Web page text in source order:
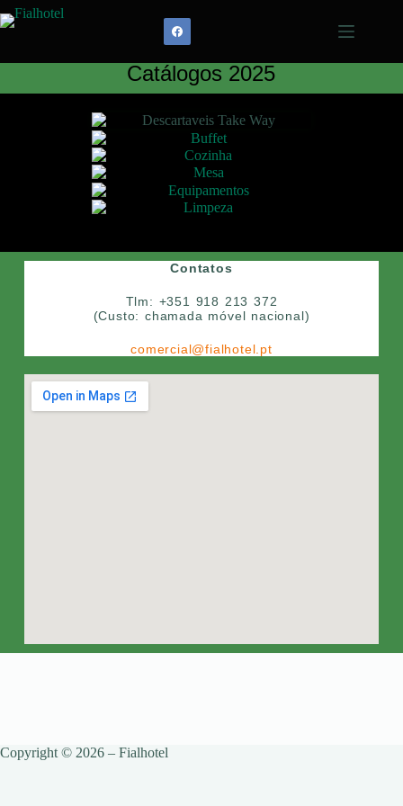
Catálogos 2025
Contatos
Tlm: +351 918 213 372
(Custo: chamada móvel nacional)
comercial@fialhotel.pt
Copyright © 2026 – Fialhotel